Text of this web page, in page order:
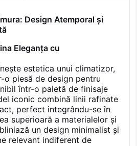
Design Atemporal și
Eleganța cu
estetica unui climatizor,
piesă de design pentru
într-o paletă de finisaje
iconic combină linii rafinate
perfect integrându-se în
superioară a materialelor și
un design minimalist și
relevant indiferent de